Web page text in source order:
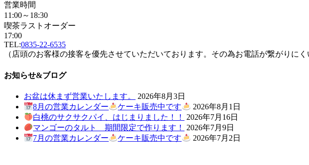
営業時間
11:00～18:30
喫茶ラストオーダー
17:00
TEL:0835-22-6535
（店頭のお客様の接客を優先させていただいております。その為お電話が繋がりに
お知らせ&ブログ
お盆は休まず営業いたします。
2026年8月3日
8月の営業カレンダー
ケーキ販売中です
2026年8月1日
白桃のサクサクパイ、はじまりました！！
2026年7月16日
マンゴーのタルト 期間限定で作ります！
2026年7月9日
7月の営業カレンダー
ケーキ販売中です 2026年7月2日